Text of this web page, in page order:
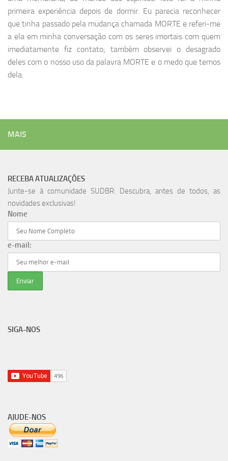
primeira experiência depois de dormir. Eu parecia reconhecer
que tinha passado pela mudança chamada MORTE e referi-me
a ela em minha conversação com os seres imortais com quem
imediatamente fiz contato; também observei o desagrado
deles com o nosso uso da palavra MORTE e o medo que temos
dela.
MAIS
RECEBA ATUALIZAÇÔES
Junte-se à comunidade SUDBR: Descubra, antes de todos, as
novidades exclusivas!
Nome
e-mail:
SIGA-NOS
AJUDE-NOS